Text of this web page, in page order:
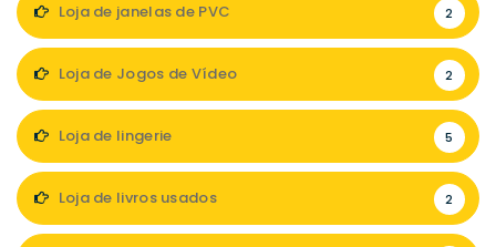
Loja de janelas de PVC 2
Loja de Jogos de Vídeo 2
Loja de lingerie 5
Loja de livros usados 2